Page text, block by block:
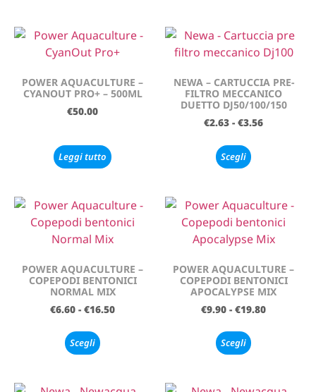
POWER AQUACULTURE –
CYANOUT PRO+ – 500ML
€50.00
Leggi tutto
NEWA – CARTUCCIA PRE-
FILTRO MECCANICO
DUETTO DJ50/100/150
€2.63 - €3.56
Scegli
POWER AQUACULTURE –
COPEPODI BENTONICI
NORMAL MIX
€6.60 - €16.50
Scegli
POWER AQUACULTURE –
COPEPODI BENTONICI
APOCALYPSE MIX
€9.90 - €19.80
Scegli